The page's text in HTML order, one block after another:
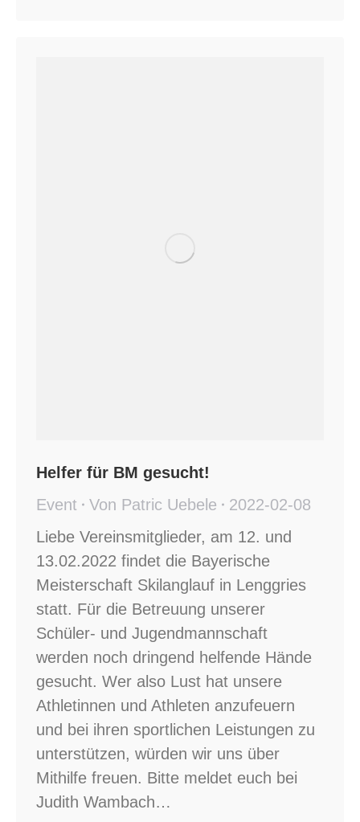
Helfer für BM gesucht!
Event
Von Patric Uebele
2022-02-08
Liebe Vereinsmitglieder, am 12. und
13.02.2022 findet die Bayerische
Meisterschaft Skilanglauf in Lenggries
statt. Für die Betreuung unserer
Schüler- und Jugendmannschaft
werden noch dringend helfende Hände
gesucht. Wer also Lust hat unsere
Athletinnen und Athleten anzufeuern
und bei ihren sportlichen Leistungen zu
unterstützen, würden wir uns über
Mithilfe freuen. Bitte meldet euch bei
Judith Wambach…